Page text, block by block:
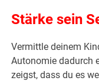
Stärke sein
Vermittle deinem
Autonomie dadurch
zeigst, dass du es